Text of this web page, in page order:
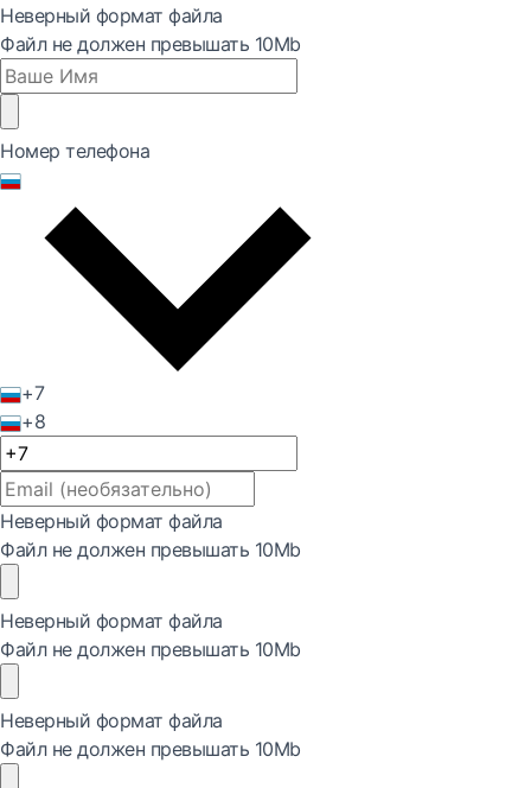
Неверный формат файла
Файл не должен превышать 10Mb
Номер телефона
+7
+8
Неверный формат файла
Файл не должен превышать 10Mb
Неверный формат файла
Файл не должен превышать 10Mb
Неверный формат файла
Файл не должен превышать 10Mb